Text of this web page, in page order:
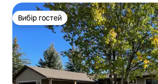
Вибір гостей
Вибір гостей